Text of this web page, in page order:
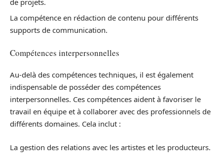
La compétence en rédaction de contenu pour différents
supports de communication.
Compétences interpersonnelles
Au-delà des compétences techniques, il est également
indispensable de posséder des compétences
interpersonnelles. Ces compétences aident à favoriser le
travail en équipe et à collaborer avec des professionnels de
différents domaines. Cela inclut :
La gestion des relations avec les artistes et les producteurs.